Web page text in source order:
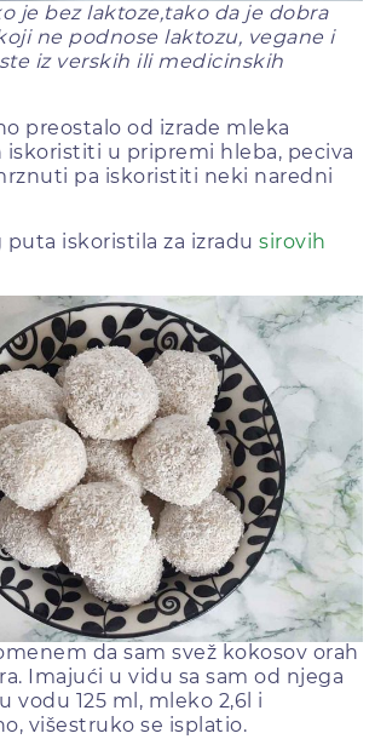
je bez laktoze,tako da je dobra
ne podnose laktozu, vegane i
iz verskih ili medicinskih
preostalo od izrade mleka
iskoristiti u pripremi hleba, peciva
pa iskoristiti neki naredni
puta iskoristila za izradu sirovih
da sam svež kokosov orah
Imajući u vidu sa sam od njega
vodu 125 ml, mleko 2,6l i
višestruko se isplatio.